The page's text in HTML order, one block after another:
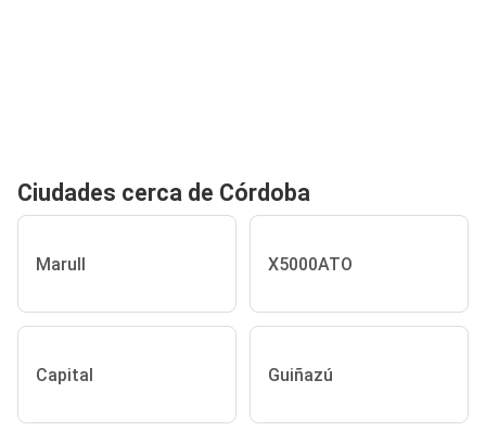
Ciudades cerca de Córdoba
Marull X5000ATO
Capital Guiñazú